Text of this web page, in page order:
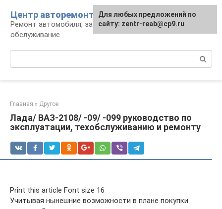
контенту
Центр авторемонта
Ремонт автомобиля, запчасти и
обслуживание
Главная » Другое
Лада/ ВАЗ-2108/ -09/ -099 руководство по
эксплуатации, техобслуживанию и ремонту
Print this article Font size 16
Учитывая нынешние возможности в плане покупки
Для любых предложений по
сайту: zentr-reab@cp9.ru